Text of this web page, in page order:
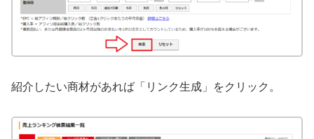
紹介したい商材があれば「リンク生成」をクリック。